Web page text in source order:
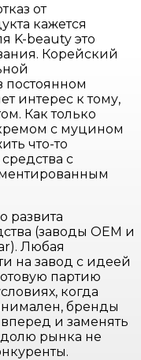
от
кажется
K-beauty это
Корейский
постоянном
интерес к тому,
Как только
с муцином
что-то
с
развита
(заводы OEM и
Любая
на завод с идеей
партию
когда
бренды
и заменять
рынка не